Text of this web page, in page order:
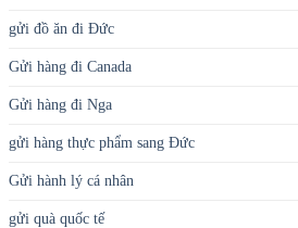
gửi đồ ăn đi Đức
Gửi hàng đi Canada
Gửi hàng đi Nga
gửi hàng thực phẩm sang Đức
Gửi hành lý cá nhân
gửi quà quốc tế